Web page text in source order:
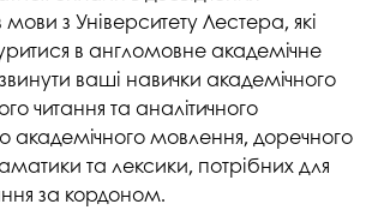
мови з Університету Лестера, які
в англомовне академічне
ваші навички академічного
читання та аналітичного
академічного мовлення, доречного
та лексики, потрібних для
за кордоном.